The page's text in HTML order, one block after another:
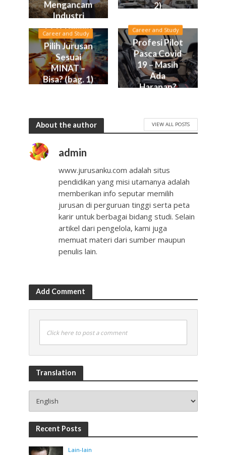
Mengancam
Industri
Peternakan
2)
Career and Study
Pilih Jurusan
Sesuai
MINAT –
Bisa? (bag. 1)
Career and Study
Profesi Pilot
Pasca Covid
19 – Masih
Ada
Harapan?
About the author VIEW ALL POSTS
admin
www.jurusanku.com adalah situs
pendidikan yang misi utamanya adalah
memberikan info seputar memilih
jurusan di perguruan tinggi serta peta
karir untuk berbagai bidang studi. Selain
artikel dari pengelola, kami juga
memuat materi dari sumber maupun
penulis lain.
Add Comment
Click here to post a comment
Translation
Recent Posts
Lain-lain